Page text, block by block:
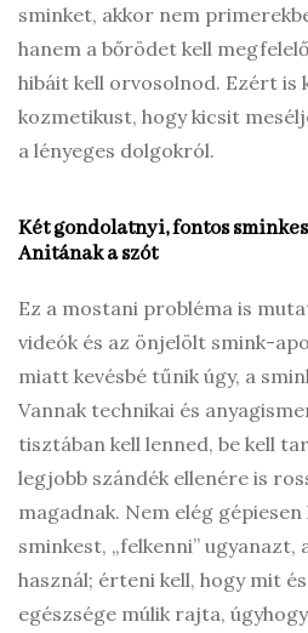
sminket, akkor nem
hanem a bőrödet kell
hibáit kell orvosolnod. Ezért is
kozmetikust, hogy kicsit
a lényeges dolgokról.
Két gondolatnyi, fontos
Anitának a szót
Ez a mostani probléma is
videók és az önjelölt smink-
miatt kevésbé tűnik úgy, a
Vannak technikai és
tisztában kell lenned, be kell
legjobb szándék ellenére is
magadnak. Nem elég
sminkest, „felkenni” ugyanazt,
használ; érteni kell, hogy mit
egészsége múlik rajta,